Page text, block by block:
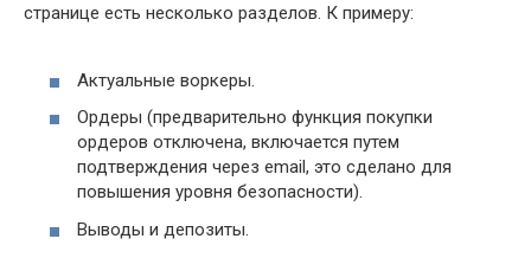
странице есть несколько разделов. К примеру:
Актуальные воркеры.
Ордеры (предварительно функция покупки
ордеров отключена, включается путем
подтверждения через email, это сделано для
повышения уровня безопасности).
Выводы и депозиты.